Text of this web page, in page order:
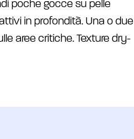
poche gocce su pelle
in profondità. Una o due
aree critiche. Texture dry-